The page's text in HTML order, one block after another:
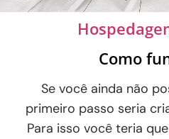
Como
Se você ainda não
primeiro passo seria
Para isso você teria